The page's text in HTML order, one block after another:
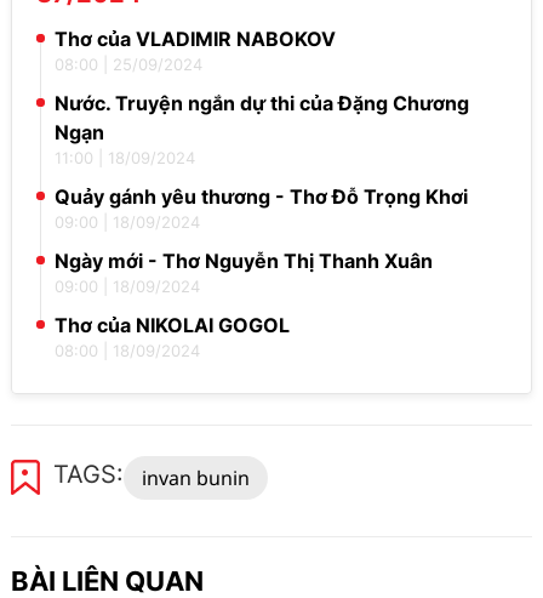
Thơ của VLADIMIR NABOKOV
08:00 25/09/2024
Nước. Truyện ngắn dự thi của Đặng Chương
Ngạn
11:00 18/09/2024
Quảy gánh yêu thương - Thơ Đỗ Trọng Khơi
09:00 18/09/2024
Ngày mới - Thơ Nguyễn Thị Thanh Xuân
09:00 18/09/2024
Thơ của NIKOLAI GOGOL
08:00 18/09/2024
TAGS: invan bunin
BÀI LIÊN QUAN